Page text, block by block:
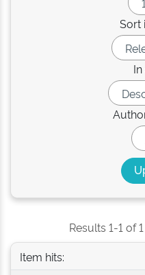
Sort
Results 1-1 of
Item hits: